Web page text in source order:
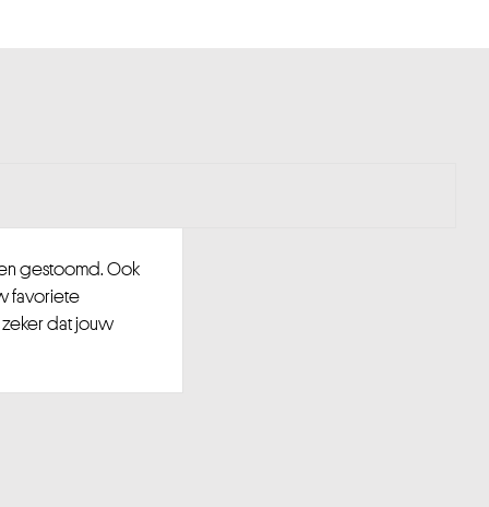
gestoomd. Ook
favoriete
dat jouw